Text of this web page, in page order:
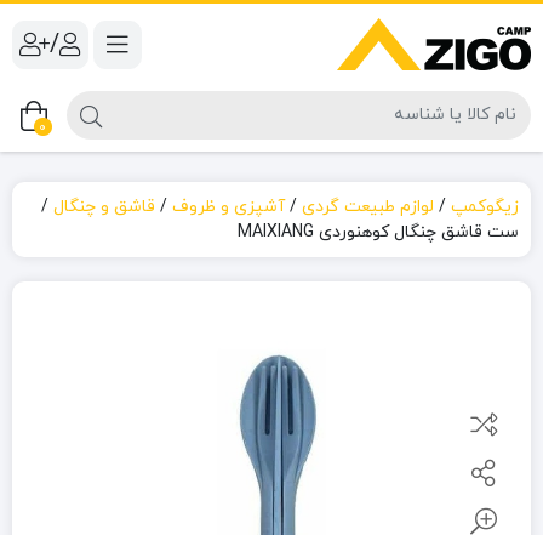
/
0
زیگوکمپ / لوازم طبیعت گردی /آشپزی و ظروف / قاشق و چنگال /
ست قاشق چنگال کوهنوردی MAIXIANG